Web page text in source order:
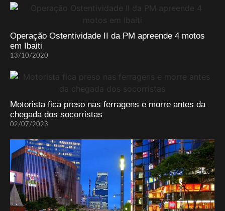
Operação Ostentividade II da PM apreende 4 motos
em Ibaiti
13/10/2020
Motorista fica preso nas ferragens e morre antes da
chegada dos socorristas
02/07/2023